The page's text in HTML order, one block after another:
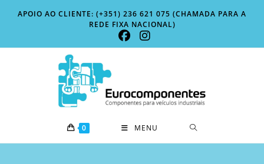
APOIO AO CLIENTE: (+351) 236 621 075 (CHAMADA PARA A
REDE FIXA NACIONAL)
0 MENU